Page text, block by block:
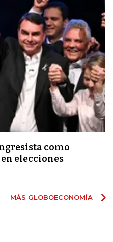
como
elecciones
MÁS GLOBOECONOMÍA